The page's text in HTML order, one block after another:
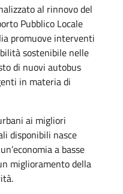
al rinnovo del
Pubblico Locale
promuove interventi
sostenibile nelle
di nuovi autobus
in materia di
ai migliori
disponibili nasce
a basse
miglioramento della